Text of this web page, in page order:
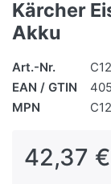
Kärcher
Akku
Art.-Nr.
EAN / GTIN
MPN
42,37